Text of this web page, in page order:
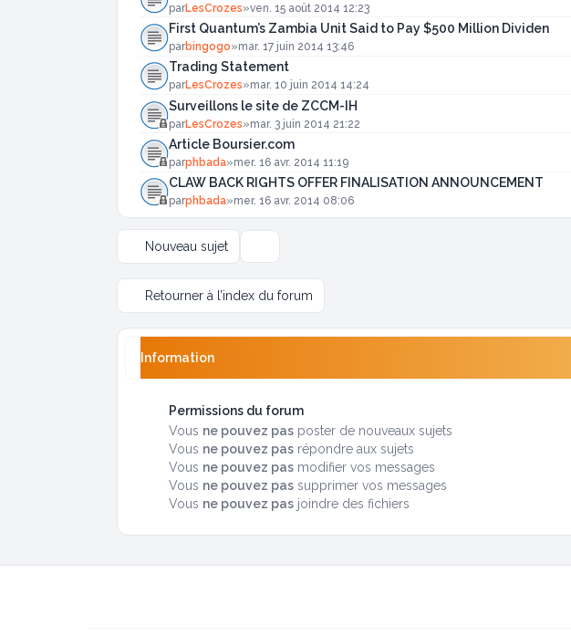
parLesCrozes»ven. 15 août 2014 12:23
First Quantum’s Zambia Unit Said to Pay $500 Million Dividen
parbingogo»mar. 17 juin 2014 13:46
Trading Statement
parLesCrozes»mar. 10 juin 2014 14:24
Surveillons le site de ZCCM-IH
parLesCrozes»mar. 3 juin 2014 21:22
Article Boursier.com
parphbada»mer. 16 avr. 2014 11:19
CLAW BACK RIGHTS OFFER FINALISATION ANNOUNCEMENT
parphbada»mer. 16 avr. 2014 08:06
Nouveau sujet
Retourner à l’index du forum
Information
Permissions du forum
Vous ne pouvez pas poster de nouveaux sujets
Vous ne pouvez pas répondre aux sujets
Vous ne pouvez pas modifier vos messages
Vous ne pouvez pas supprimer vos messages
Vous ne pouvez pas joindre des fichiers